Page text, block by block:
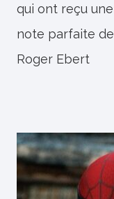
l’article
qui ont reçu une
note parfaite de
Roger Ebert